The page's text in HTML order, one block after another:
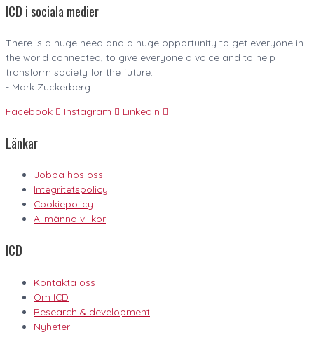
ICD i sociala medier
There is a huge need and a huge opportunity to get everyone in
the world connected, to give everyone a voice and to help
transform society for the future.
- Mark Zuckerberg
Facebook Instagram Linkedin
Länkar
Jobba hos oss
Integritetspolicy
Cookiepolicy
Allmänna villkor
ICD
Kontakta oss
Om ICD
Research & development
Nyheter